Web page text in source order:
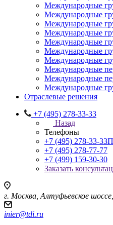
Международные
Международные
Международные
Международные
Международные
Международные
Международные
Международные
Международные
Международные
Отраслевые решения
+7 (495) 278-33-33
Назад
Телефоны
+7 (495) 278-33-33
+7 (495) 278-77-77
+7 (499) 159-30-30
Заказать
г. Москва, Алтуфьевское
inier@tdi.ru